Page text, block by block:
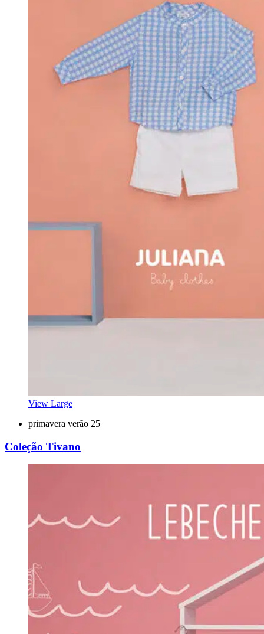
View Large
primavera verão 25
Coleção Tivano